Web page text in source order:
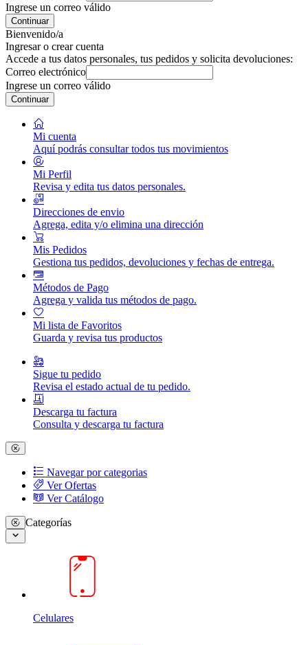
Ingrese un correo válido
Continuar
Bienvenido/a
Ingresar o crear cuenta
Accede a tus datos personales, tus pedidos y solicita devoluciones:
Correo electrónico
Ingrese un correo válido
Continuar
Mi cuenta
Aquí podrás consultar todos tus movimientos
Mi Perfil
Revisa y edita tus datos personales.
Direcciones de envio
Agrega, edita y/o elimina una dirección
Mis Pedidos
Gestiona tus pedidos, devoluciones y fechas de entrega.
Métodos de Pago
Agrega y valida tus métodos de pago.
Mi lista de Favoritos
Guarda y revisa tus productos
Sigue tu pedido
Revisa el estado actual de tu pedido.
Descarga tu factura
Consulta y descarga tu factura
Navegar por categorias
Ver Ofertas
Ver Catálogo
Categorías
Celulares